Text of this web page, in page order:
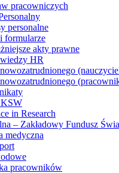
pracowniczych
personalne
formularze
akty prawne
HR
in Research
– Zakładowy Fundusz
medyczna
pracowników